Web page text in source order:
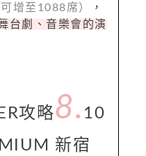
可增至1088席）
，
台劇、音樂會的演
攻略8. 10
新宿